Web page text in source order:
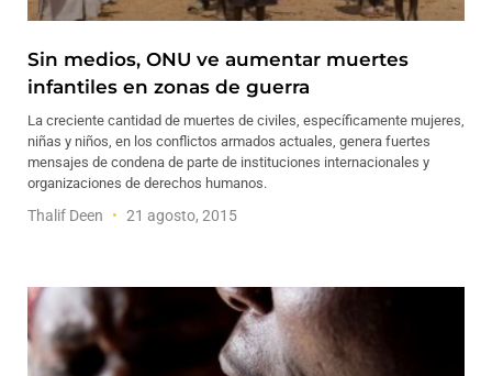
Sin medios, ONU ve aumentar muertes
infantiles en zonas de guerra
La creciente cantidad de muertes de civiles, específicamente mujeres,
niñas y niños, en los conflictos armados actuales, genera fuertes
mensajes de condena de parte de instituciones internacionales y
organizaciones de derechos humanos.
Thalif Deen 21 agosto, 2015